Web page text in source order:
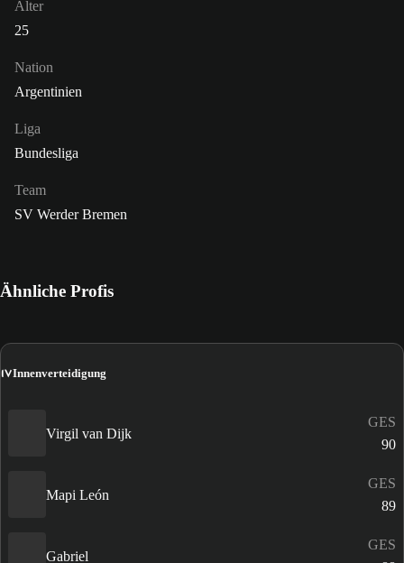
Alter
25
Nation
Argentinien
Liga
Bundesliga
Team
SV Werder Bremen
Ähnliche Profis
IVInnenverteidigung
Virgil van Dijk
GES
90
Mapi León
GES
89
Gabriel
GES